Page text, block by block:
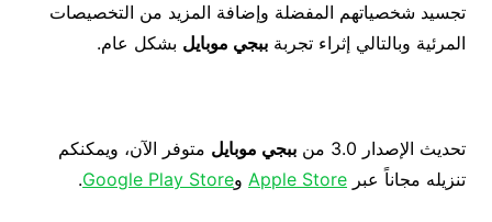
تجسيد شخصياتهم المفضلة وإضافة المزيد من التخصيصات
المرئية وبالتالي إثراء تجربة ببجي موبايل بشكل عام.
تحديث الإصدار 3.0 من ببجي موبايل متوفر الآن، ويمكنكم
تنزيله مجاناً عبر Apple StoreوGoogle Play Store
.